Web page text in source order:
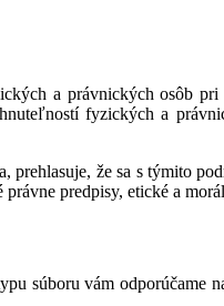
a právnických osôb
fyzických a
že sa s týmito
predpisy, etické a
súboru vám odporúčame